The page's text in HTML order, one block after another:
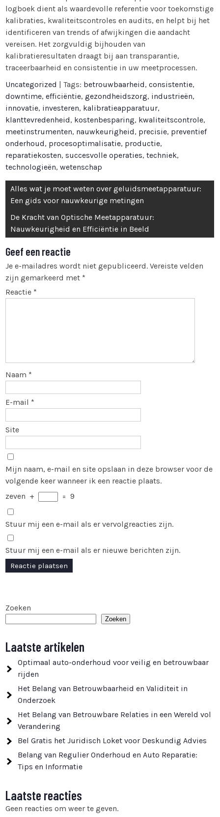
logboek dient als waardevolle referentie voor toekomstige
kalibraties, kwaliteitscontroles en audits, en helpt bij het
identificeren van trends of afwijkingen die aandacht
vereisen. Het zorgvuldig bijhouden van
kalibratieresultaten draagt bij aan transparantie,
traceerbaarheid en consistentie in uw meetprocessen.
Uncategorized
| Tags: betrouwbaarheid,consistentie,
downtime,efficiëntie,gezondheidszorg, industrieën,
innovatie, investeren, kalibratieapparatuur,
klanttevredenheid, kostenbesparing, kwaliteitscontrole,
meetinstrumenten, nauwkeurigheid, precisie, preventief
onderhoud, procesoptimalisatie, productie,
reparatiekosten,succesvolle operaties,techniek,
technologieën,wetenschap
Bericht
navigatie
Alles wat je moet weten over geluidsmeetapparatuur:
Een gids voor nauwkeurige metingen
De Kracht van Optische Meetapparatuur:
Nauwkeurigheid en Efficiëntie in Beeld
Geef een reactie
Je e-mailadres wordt niet gepubliceerd. Vereiste velden
zijn gemarkeerd met *
Reactie *
Naam *
E-mail *
Site
Mijn naam, e-mail en site opslaan in deze browser voor de
volgende keer wanneer ik een reactie plaats.
zeven + = 9
Stuur mij een e-mail als er vervolgreacties zijn.
Stuur mij een e-mail als er nieuwe berichten zijn.
Zoeken
Zoeken
Laatste artikelen
Optimaal auto-onderhoud voor veilig en betrouwbaar
rijden
Het Belang van Betrouwbaarheid en Validiteit in
Onderzoek
Het Belang van Betrouwbare Relaties in een Wereld vol
Verandering
Bel Gratis het Juridisch Loket voor Deskundig Advies
Belang van Regulier Onderhoud en Auto Reparatie:
Tips en Informatie
Laatste reacties
Geen reacties om weer te geven.